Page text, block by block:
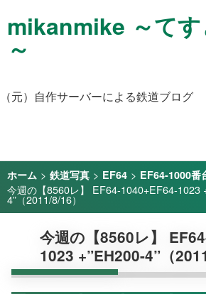
mikanmike ～て
～
（元）自作サーバーによる鉄道ブログ
ホーム > 鉄道写真 > EF64 > EF64-1000番
今週の【8560レ】 EF64-1040+EF64-1023
4”（2011/8/16）
今週の【8560レ】
1023 +”EH200-4”（